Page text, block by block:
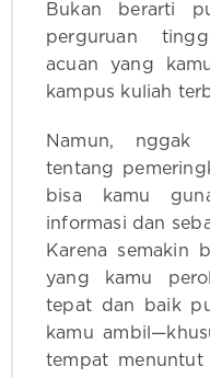
Bukan berarti
perguruan
acuan yang
kampus kuliah
Namun, nggak
tentang
bisa kamu
informasi dan
Karena semakin
yang kamu
tepat dan baik
kamu
tempat